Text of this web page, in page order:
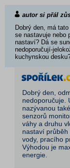
autor si přál
Dobrý den, má
se nastavuje nebo
nastaví? Dá se
nedoporučují-
kuchynskou
Dobrý den,
nedoporučuje.
nazývanou
senzorů
váhy a druhu
nastaví
vody, pracího
Výhodou je
energie.